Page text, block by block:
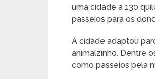
uma cidade a 130
passeios para os
A cidade adaptou
animalzinho. Dentre
como passeios pela